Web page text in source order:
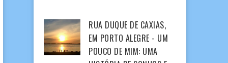
RUA DUQUE DE CAXIAS,
EM PORTO ALEGRE - UM
POUCO DE MIM: UMA